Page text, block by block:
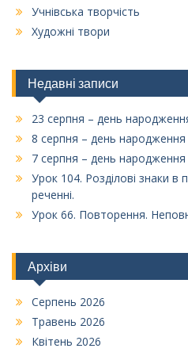
Учнівська творчість
Художні твори
Недавні записи
23 серпня – день
8 серпня – день
7 серпня – день
Урок 104. Розділові знаки
реченні.
Урок 66. Повторення.
Архіви
Серпень 2026
Травень 2026
Квітень 2026